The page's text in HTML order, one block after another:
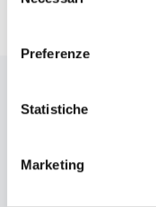
Preferenze
Statistiche
Marketing
I